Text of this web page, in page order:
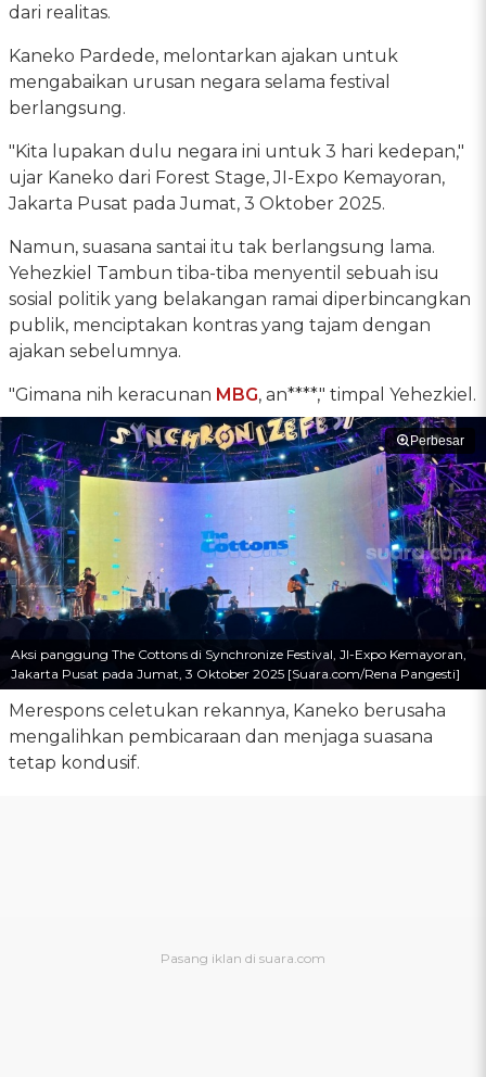
dari realitas.
Kaneko Pardede, melontarkan ajakan untuk
mengabaikan urusan negara selama festival
berlangsung.
"Kita lupakan dulu negara ini untuk 3 hari kedepan,"
ujar Kaneko dari Forest Stage, JI-Expo Kemayoran,
Jakarta Pusat pada Jumat, 3 Oktober 2025.
Namun, suasana santai itu tak berlangsung lama.
Yehezkiel Tambun tiba-tiba menyentil sebuah isu
sosial politik yang belakangan ramai diperbincangkan
publik, menciptakan kontras yang tajam dengan
ajakan sebelumnya.
"Gimana nih keracunan MBG, an****," timpal Yehezkiel.
Perbesar
Aksi panggung The Cottons di Synchronize Festival, JI-Expo Kemayoran,
Jakarta Pusat pada Jumat, 3 Oktober 2025 [Suara.com/Rena Pangesti]
Merespons celetukan rekannya, Kaneko berusaha
mengalihkan pembicaraan dan menjaga suasana
tetap kondusif.